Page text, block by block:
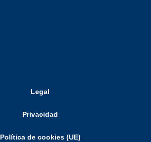
Legal
Privacidad
Política de cookies (UE)